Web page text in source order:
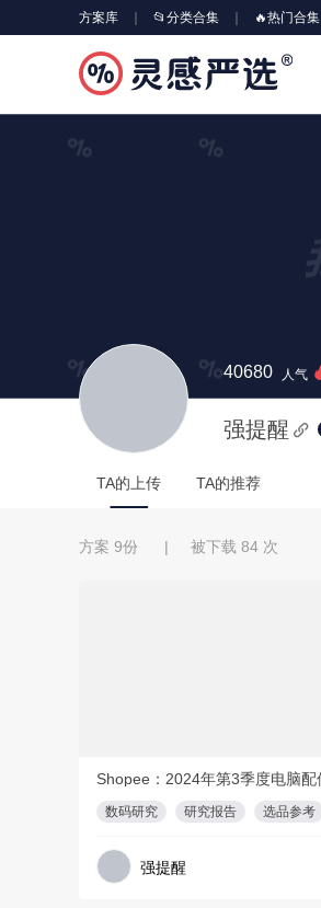
方案库 📂分类合集 🔥热门合集
40680 人气
强提醒
TA的上传 TA的推荐
方案 9份 | 被下载 84 次
数码研究 研究报告 选品参考
强提醒